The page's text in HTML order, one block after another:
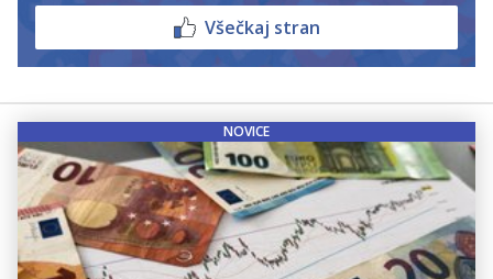
Všečkaj stran
NOVICE